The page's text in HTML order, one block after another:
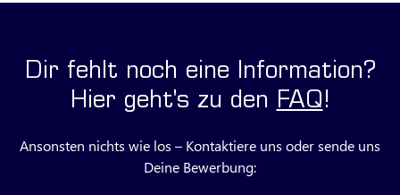
Dir fehlt noch eine Information?
Hier geht's zu den FAQ!
Ansonsten nichts wie los – Kontaktiere uns oder sende uns
Deine Bewerbung: